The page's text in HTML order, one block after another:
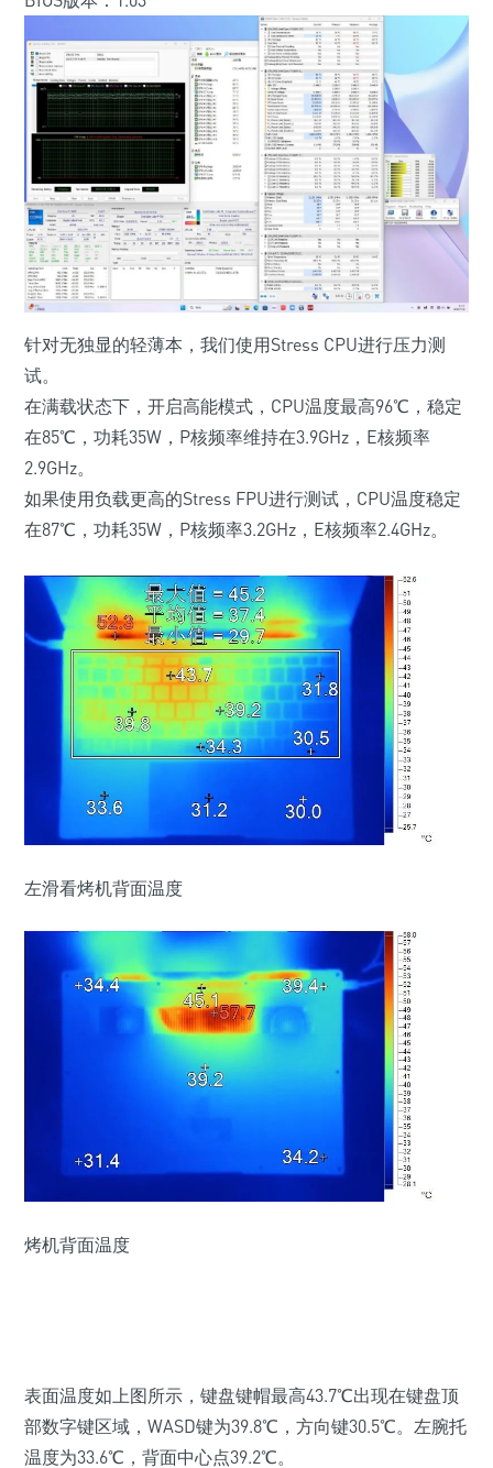
针对无独显的轻薄本，我们使用Stress CPU进行压力测
试。
在满载状态下，开启高能模式，CPU温度最高96℃，稳定
在85℃，功耗35W，P核频率维持在3.9GHz，E核频率
2.9GHz。
如果使用负载更高的Stress FPU进行测试，CPU温度稳定
在87℃，功耗35W，P核频率3.2GHz，E核频率2.4GHz。
左滑看烤机背面温度
烤机背面温度
表面温度如上图所示，键盘键帽最高43.7℃出现在键盘顶
部数字键区域，WASD键为39.8℃，方向键30.5℃。左腕托
温度为33.6℃，背面中心点39.2℃。